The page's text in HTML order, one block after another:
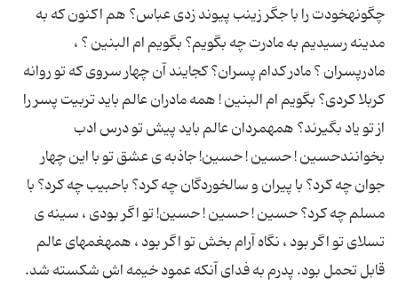
چگونهخودت را با جگر زینب پیوند زدی عباس؟ هم اکنون که به
مدینه رسیدیم به مادرت چه بگویم؟ بگویم ام البنین ؟ ،
مادرپسران ؟ مادر کدام پسران؟ کجایند آن چهار سروی که تو روانه
کربلا کردی؟ بگویم ام البنین ! همه مادران عالم باید تربیت پسر را
از تو یاد بگیرند؟ همهمردان عالم باید پیش تو درس ادب
بخوانندحسین ! حسین ! حسین! جاذبه ی عشق تو با این چهار
جوان چه کرد؟ با پیران و سالخوردگان چه کرد؟ باحبیب چه کرد؟ با
مسلم چه کرد؟ حسین ! حسین ! حسین! تو اگر بودی ، سینه ی
تسلای تو اگر بود ، نگاه آرام بخش تو اگر بود ، همهغمهای عالم
قابل تحمل بود. پدرم به فدای آنکه عمود خیمه اش شکسته شد.